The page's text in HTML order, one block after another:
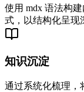
使用 mdx 语法构
式，以结构化呈现
知识沉淀
通过系统化梳理，